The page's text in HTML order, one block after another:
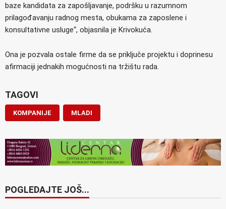
baze kandidata za zapošljavanje, podršku u razumnom
prilagođavanju radnog mesta, obukama za zaposlene i
konsultativne usluge“, objasnila je Krivokuća.
Ona je pozvala ostale firme da se priključe projektu i doprinesu
afirmaciji jednakih mogućnosti na tržištu rada.
TAGOVI
KOMPANIJE MLADI
POGLEDAJTE JOŠ...